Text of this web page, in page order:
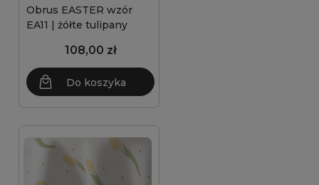
Obrus EASTER wzór
EA11 | żółte tulipany
108,00 zł
Do koszyka